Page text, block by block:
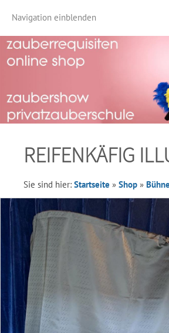
Navigation einblenden
REIFENKÄFIG
Sie sind hier: Startseite » Shop »